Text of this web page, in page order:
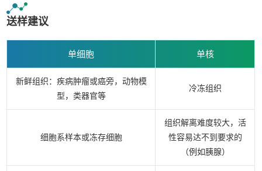
送样建议
单细胞 单核
新鲜组织：疾病肿瘤或癌旁，动物模
型，类器官等
冷冻组织
细胞系样本或冻存细胞
组织解离难度较大，活
性容易达不到要求的
（例如胰腺）